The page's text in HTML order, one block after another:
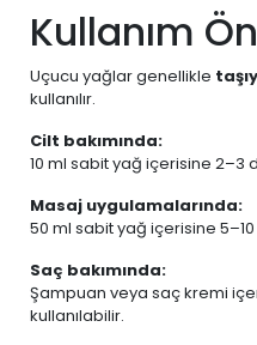
Kullanım
Uçucu yağlar genellikle
kullanılır.
Cilt bakımında:
10 ml sabit yağ içerisine 2–3
Masaj uygulamalarında:
50 ml sabit yağ içerisine
Saç bakımında:
Şampuan veya saç kremi
kullanılabilir.